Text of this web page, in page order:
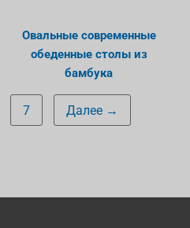
Овальные современные
обеденные столы из
бамбука
7 Далее →